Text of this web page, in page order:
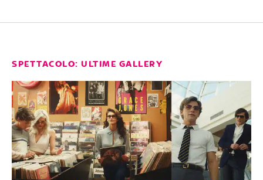
SPETTACOLO: ULTIME GALLERY